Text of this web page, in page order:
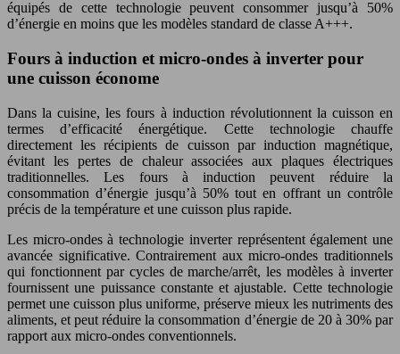
équipés de cette technologie peuvent consommer jusqu’à 50%
d’énergie en moins que les modèles standard de classe A+++.
Fours à induction et micro-ondes à inverter pour
une cuisson économe
Dans la cuisine, les fours à induction révolutionnent la cuisson en
termes d’efficacité énergétique. Cette technologie chauffe
directement les récipients de cuisson par induction magnétique,
évitant les pertes de chaleur associées aux plaques électriques
traditionnelles. Les fours à induction peuvent réduire la
consommation d’énergie jusqu’à 50% tout en offrant un contrôle
précis de la température et une cuisson plus rapide.
Les micro-ondes à technologie inverter représentent également une
avancée significative. Contrairement aux micro-ondes traditionnels
qui fonctionnent par cycles de marche/arrêt, les modèles à inverter
fournissent une puissance constante et ajustable. Cette technologie
permet une cuisson plus uniforme, préserve mieux les nutriments des
aliments, et peut réduire la consommation d’énergie de 20 à 30% par
rapport aux micro-ondes conventionnels.